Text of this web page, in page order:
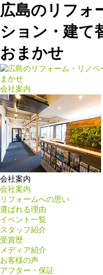
広島のリフォ
ション・建て
おまかせ
会社案内
会社案内
会社案内
リフォームへの思い
選ばれる理由
イベント一覧
スタッフ紹介
受賞歴
メディア紹介
お客様の声
アフター・保証